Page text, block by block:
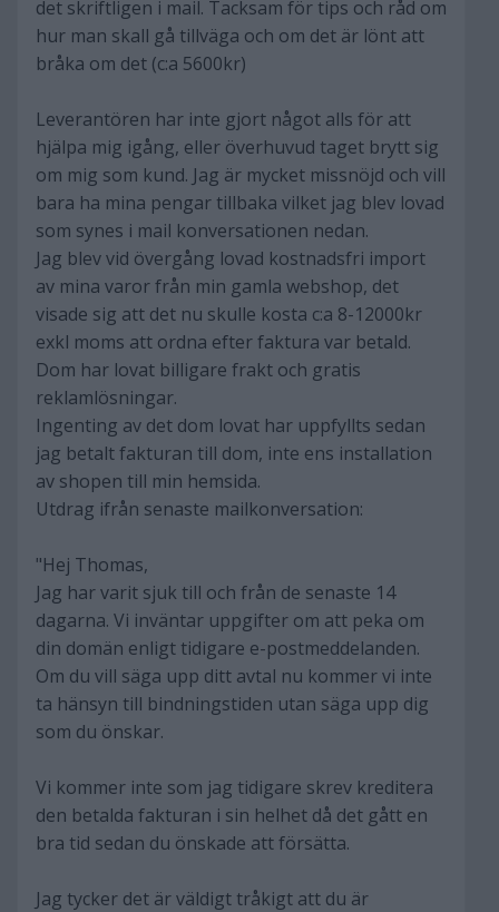
det skriftligen i mail. Tacksam för tips och råd om
hur man skall gå tillväga och om det är lönt att
bråka om det (c:a 5600kr)
Leverantören har inte gjort något alls för att
hjälpa mig igång, eller överhuvud taget brytt sig
om mig som kund. Jag är mycket missnöjd och vill
bara ha mina pengar tillbaka vilket jag blev lovad
som synes i mail konversationen nedan.
Jag blev vid övergång lovad kostnadsfri import
av mina varor från min gamla webshop, det
visade sig att det nu skulle kosta c:a 8-12000kr
exkl moms att ordna efter faktura var betald.
Dom har lovat billigare frakt och gratis
reklamlösningar.
Ingenting av det dom lovat har uppfyllts sedan
jag betalt fakturan till dom, inte ens installation
av shopen till min hemsida.
Utdrag ifrån senaste mailkonversation:
"Hej Thomas,
Jag har varit sjuk till och från de senaste 14
dagarna. Vi inväntar uppgifter om att peka om
din domän enligt tidigare e-postmeddelanden.
Om du vill säga upp ditt avtal nu kommer vi inte
ta hänsyn till bindningstiden utan säga upp dig
som du önskar.
Vi kommer inte som jag tidigare skrev kreditera
den betalda fakturan i sin helhet då det gått en
bra tid sedan du önskade att försätta.
Jag tycker det är väldigt tråkigt att du är